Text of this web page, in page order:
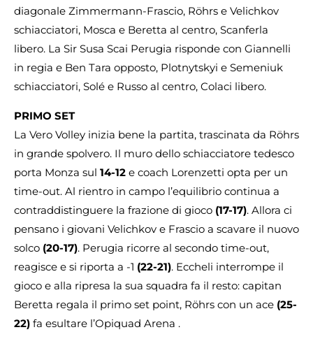
diagonale Zimmermann-Frascio, Röhrs e Velichkov
schiacciatori, Mosca e Beretta al centro, Scanferla
libero. La Sir Susa Scai Perugia risponde con Giannelli
in regia e Ben Tara opposto, Plotnytskyi e Semeniuk
schiacciatori, Solé e Russo al centro, Colaci libero.
PRIMO SET
La Vero Volley inizia bene la partita, trascinata da Röhrs
in grande spolvero. Il muro dello schiacciatore tedesco
porta Monza sul 14-12 e coach Lorenzetti opta per un
time-out. Al rientro in campo l’equilibrio continua a
contraddistinguere la frazione di gioco (17-17). Allora ci
pensano i giovani Velichkov e Frascio a scavare il nuovo
solco (20-17). Perugia ricorre al secondo time-out,
reagisce e si riporta a -1 (22-21). Eccheli interrompe il
gioco e alla ripresa la sua squadra fa il resto: capitan
Beretta regala il primo set point, Röhrs con un ace (25-
22) fa esultare l’Opiquad Arena .